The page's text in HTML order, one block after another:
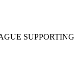
SUPPORTING